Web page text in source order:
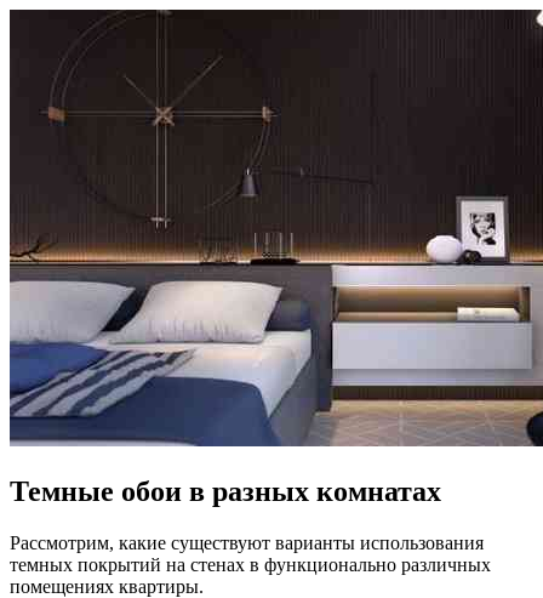
Темные обои в разных комнатах
Рассмотрим, какие существуют варианты использования
темных покрытий на стенах в функционально различных
помещениях квартиры.